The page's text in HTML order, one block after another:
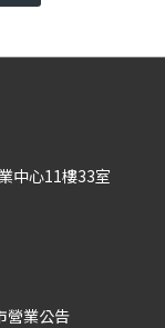
中心11樓33室
營業公告